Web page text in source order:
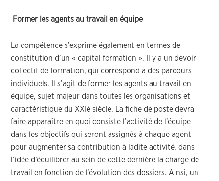
Former les agents au travail en équipe
La compétence s’exprime également en termes de
constitution d’un « capital formation ». Il y a un devoir
collectif de formation, qui correspond à des parcours
individuels. Il s’agit de former les agents au travail en
équipe, sujet majeur dans toutes les organisations et
caractéristique du XXIè siècle. La fiche de poste devra
faire apparaître en quoi consiste l’activité de l’équipe
dans les objectifs qui seront assignés à chaque agent
pour augmenter sa contribution à ladite activité, dans
l’idée d’équilibrer au sein de cette dernière la charge de
travail en fonction de l’évolution des dossiers. Ainsi, un